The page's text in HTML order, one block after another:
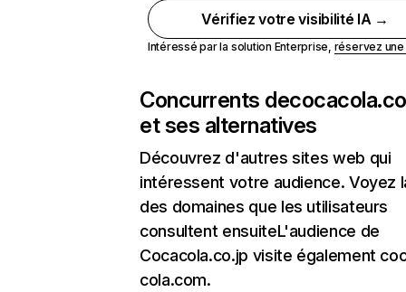
Vérifiez votre visibilité IA →
Intéressé par la solution Enterprise, réservez
Concurrents de
et ses alternatives
Découvrez d'autres sites web qui
intéressent votre audience. Voyez
des domaines que les utilisateurs
consultent ensuiteL'audience de
Cocacola.co.jp visite également
cola.com.